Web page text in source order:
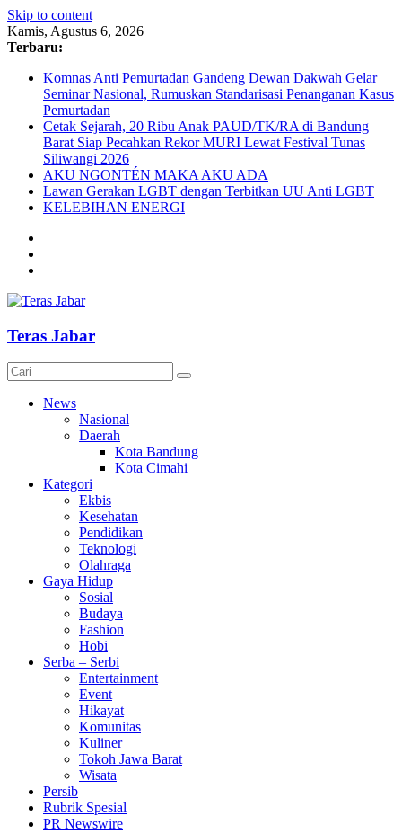
Skip to content
Kamis, Agustus 6, 2026
Terbaru:
Komnas Anti Pemurtadan Gandeng Dewan Dakwah Gelar
Seminar Nasional, Rumuskan Standarisasi Penanganan Kasus
Pemurtadan
Cetak Sejarah, 20 Ribu Anak PAUD/TK/RA di Bandung
Barat Siap Pecahkan Rekor MURI Lewat Festival Tunas
Siliwangi 2026
AKU NGONTÉN MAKA AKU ADA
Lawan Gerakan LGBT dengan Terbitkan UU Anti LGBT
KELEBIHAN ENERGI
Teras Jabar
News
Nasional
Daerah
Kota Bandung
Kota Cimahi
Kategori
Ekbis
Kesehatan
Pendidikan
Teknologi
Olahraga
Gaya Hidup
Sosial
Budaya
Fashion
Hobi
Serba – Serbi
Entertainment
Event
Hikayat
Komunitas
Kuliner
Tokoh Jawa Barat
Wisata
Persib
Rubrik Spesial
PR Newswire